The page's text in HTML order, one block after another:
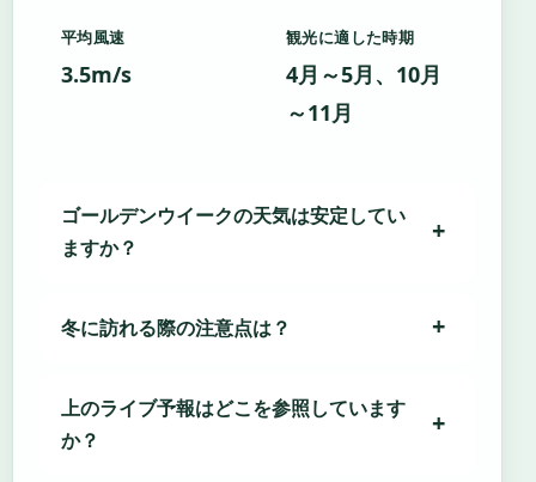
平均風速
3.5m/s
観光に適した時期
4月～5月、10月
～11月
ゴールデンウイークの天気は安定してい
ますか？
冬に訪れる際の注意点は？
上のライブ予報はどこを参照しています
か？